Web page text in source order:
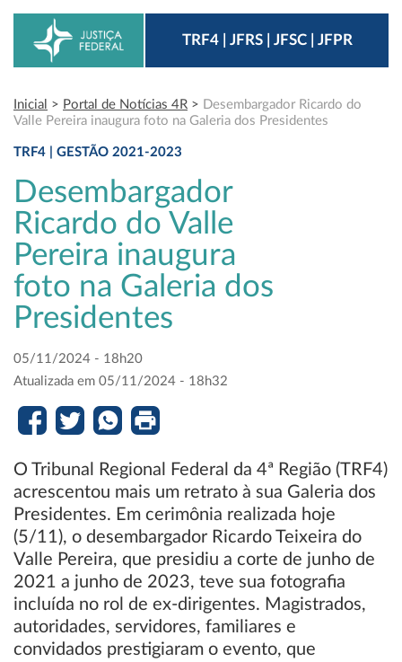
TRF4 | JFRS | JFSC | JFPR
Inicial > Portal de Notícias 4R > Desembargador Ricardo do
Valle Pereira inaugura foto na Galeria dos Presidentes
TRF4 | GESTÃO 2021-2023
Desembargador
Ricardo do Valle
Pereira inaugura
foto na Galeria dos
Presidentes
05/11/2024 - 18h20
Atualizada em 05/11/2024 - 18h32
O Tribunal Regional Federal da 4ª Região (TRF4)
acrescentou mais um retrato à sua Galeria dos
Presidentes. Em cerimônia realizada hoje
(5/11), o desembargador Ricardo Teixeira do
Valle Pereira, que presidiu a corte de junho de
2021 a junho de 2023, teve sua fotografia
incluída no rol de ex-dirigentes. Magistrados,
autoridades, servidores, familiares e
convidados prestigiaram o evento, que